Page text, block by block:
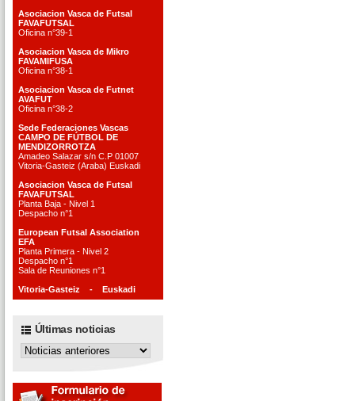
Asociacion Vasca de Futsal
FAVAFUTSAL
Oficina n°39-1
Asociacion Vasca de Mikro
FAVAMIFUSA
Oficina n°38-1
Asociacion Vasca de Futnet
AVAFUT
Oficina n°38-2
Sede Federaciones Vascas
CAMPO DE FÚTBOL DE
MENDIZORROTZA
Amadeo Salazar s/n C.P 01007
Vitoria-Gasteiz (Araba) Euskadi
Asociacion Vasca de Futsal
FAVAFUTSAL
Planta Baja - Nivel 1
Despacho n°1
European Futsal Association
EFA
Planta Primera - Nivel 2
Despacho n°1
Sala de Reuniones n°1
Vitoria-Gasteiz - Euskadi
Últimas noticias